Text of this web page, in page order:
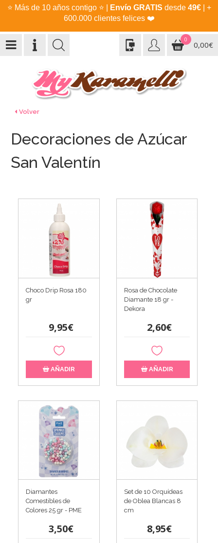
⭐ Más de 10 años contigo ⭐ Envío GRATIS desde 49€| +
600.000 clientes felices ❤️
0
0,00€
Volver
Decoraciones de Azúcar
San Valentín
Choco Drip Rosa 180
gr
9,95€
AÑADIR
Rosa de Chocolate
Diamante 18 gr -
Dekora
2,60€
AÑADIR
Diamantes
Comestibles de
Colores 25 gr - PME
3,50€
Set de 10 Orquídeas
de Oblea Blancas 8
cm
8,95€